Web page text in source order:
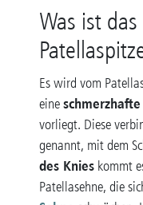
Was ist das
Es wird vom
eine
vorliegt. Diese
genannt, mit dem
des Knieskommt
Patellasehne, die